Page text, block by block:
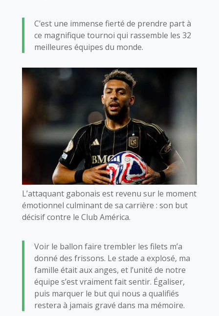
C’est une immense fierté de prendre part à
ce magnifique tournoi qui rassemble les 32
meilleures équipes du monde.
L’attaquant gabonais est revenu sur le moment
émotionnel culminant de sa carrière : son but
décisif contre le Club América.
Voir le ballon faire trembler les filets m’a
donné des frissons. Le stade a explosé, ma
famille était aux anges, et l’unité de notre
équipe s’est vraiment fait sentir. Égaliser,
puis marquer le but qui nous a qualifiés
restera à jamais gravé dans ma mémoire.